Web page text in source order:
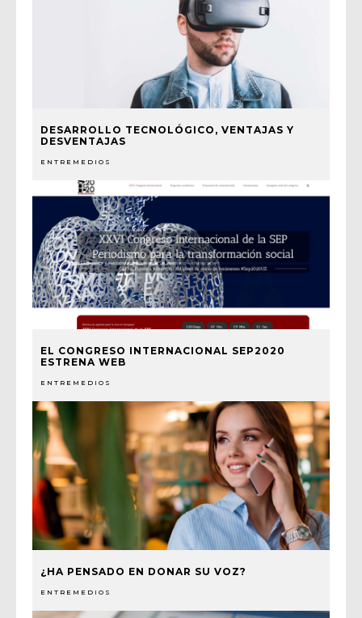
DESARROLLO TECNOLÓGICO, VENTAJAS Y
DESVENTAJAS
ENTREMEDIOS
EL CONGRESO INTERNACIONAL SEP2020
ESTRENA WEB
ENTREMEDIOS
¿HA PENSADO EN DONAR SU VOZ?
ENTREMEDIOS